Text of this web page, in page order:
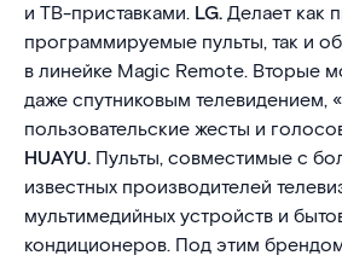
и ТВ-приставками. LG.Делает как
программируемые пульты, так и
в линейке Magic Remote. Вторые
даже спутниковым телевидением,
пользовательские жесты и
HUAYU. Пульты, совместимые с
известных производителей
мультимедийных устройств и
кондиционеров. Под этим